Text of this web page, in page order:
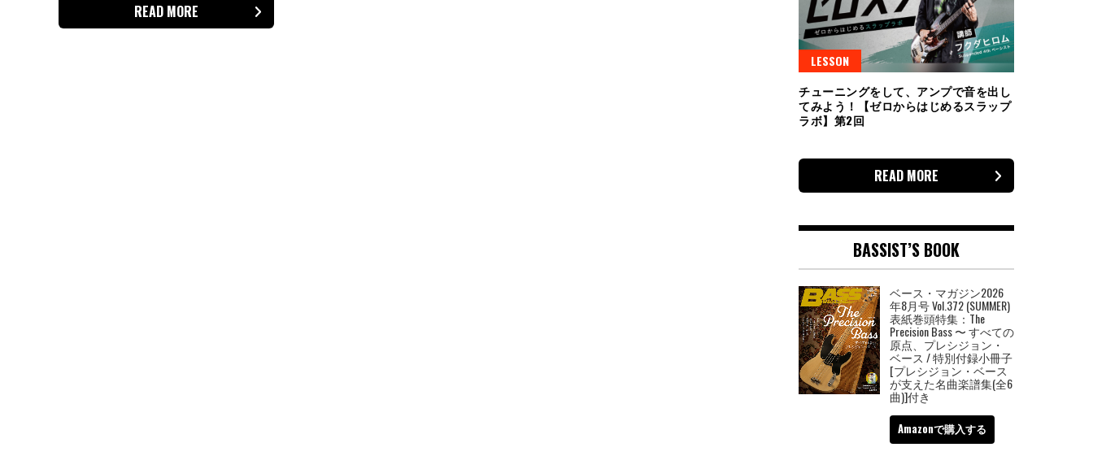
READ MORE
LESSON
チューニングをして、アンプで音を出し
てみよう！【ゼロからはじめるスラップ
ラボ】第2回
READ MORE
BASSIST’S BOOK
ベース・マガジン2026
年8月号 Vol.372 (SUMMER)
表紙巻頭特集：The
Precision Bass 〜 すべての
原点、プレシジョン・
ベース / 特別付録小冊子
[プレシジョン・ベース
が支えた名曲楽譜集(全6
曲)]付き
Amazonで購入する